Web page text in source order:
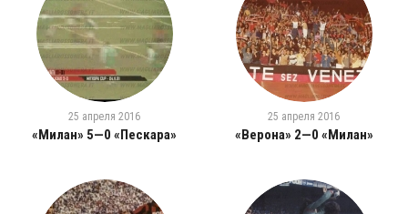
25 апреля 2016
«Милан» 5—0 «Пескара»
25 апреля 2016
«Верона» 2—0 «Милан»